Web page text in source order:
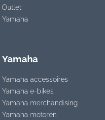
Outlet
Yamaha
Yamaha
Yamaha accessoires
Yamaha e-bikes
Yamaha merchandising
Yamaha motoren